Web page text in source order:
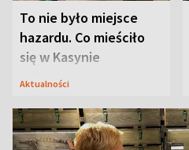
To nie było miejsce
hazardu. Co mieściło
się w Kasynie
Oficerskim?
Aktualności